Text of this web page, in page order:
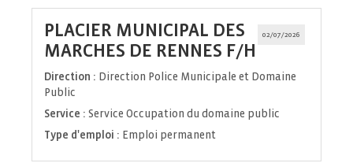
02/07/2026
PLACIER MUNICIPAL DES
MARCHES DE RENNES F/H
fenêtre)
Direction : Direction Police Municipale et Domaine
Public
Service : Service Occupation du domaine public
Type d'emploi : Emploi permanent